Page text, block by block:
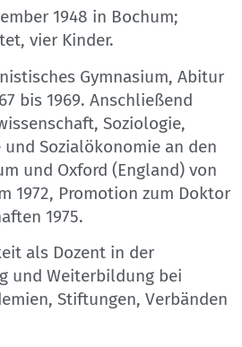
1948 in Bochum;
vier Kinder.
Gymnasium, Abitur
bis 1969. Anschließend
Soziologie,
und Sozialökonomie an den
und Oxford (England) von
1972, Promotion zum Doktor
1975.
als Dozent in der
und Weiterbildung bei
Stiftungen, Verbänden